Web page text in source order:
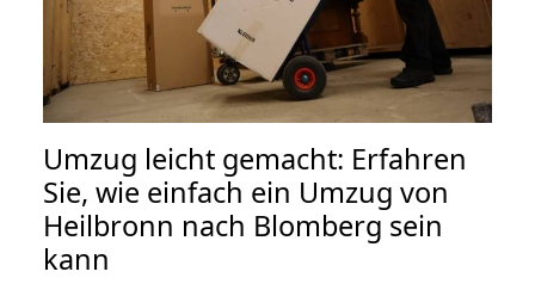
Umzug leicht gemacht: Erfahren
Sie, wie einfach ein Umzug von
Heilbronn nach Blomberg sein
kann